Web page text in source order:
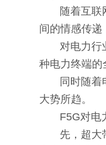
随着互联网
间的情感传递
对电力行业
种电力终端的
同时随着电
大势所趋。
F5G对电力
先，超大带